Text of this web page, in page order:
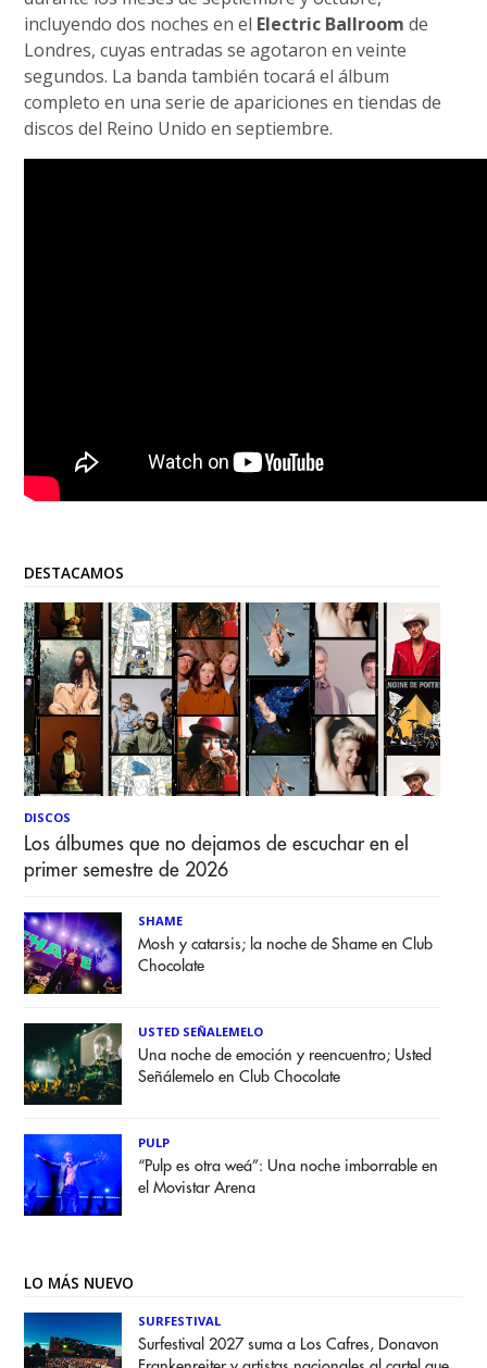
incluyendo dos noches en el Electric Ballroom de
Londres, cuyas entradas se agotaron en veinte
segundos. La banda también tocará el álbum
completo en una serie de apariciones en tiendas de
discos del Reino Unido en septiembre.
DESTACAMOS
DISCOS
Los álbumes que no dejamos de escuchar en el
primer semestre de 2026
SHAME
Mosh y catarsis; la noche de Shame en Club
Chocolate
USTED SEÑALEMELO
Una noche de emoción y reencuentro; Usted
Señálemelo en Club Chocolate
PULP
“Pulp es otra weá”: Una noche imborrable en
el Movistar Arena
LO MÁS NUEVO
SURFESTIVAL
Surfestival 2027 suma a Los Cafres, Donavon